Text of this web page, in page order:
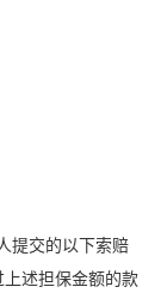
提交的以下索赔
述担保金额的款